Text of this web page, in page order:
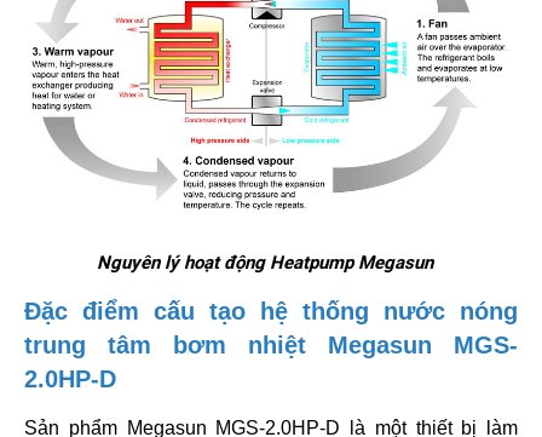
Nguyên lý hoạt động Heatpump Megasun
Đặc điểm cấu tạo hệ thống nước nóng
trung tâm bơm nhiệt Megasun MGS-
2.0HP-D
Sản phẩm Megasun MGS-2.0HP-D là một thiết bị làm